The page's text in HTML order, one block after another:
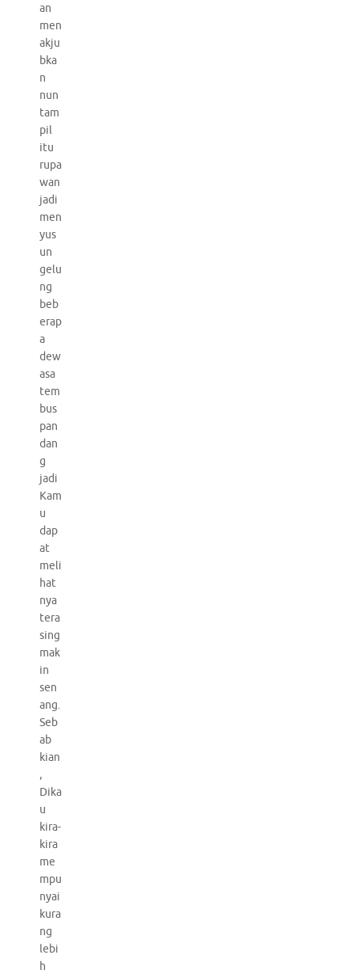
an
men
akju
bka
n
nun
tam
pil
itu
rupa
wan
jadi
men
yus
un
gelu
ng
beb
erap
a
dew
asa
tem
bus
pan
dan
g
jadi
Kam
u
dap
at
meli
hat
nya
tera
sing
mak
in
sen
ang.
Seb
ab
kian
,
Dika
u
kira-
kira
me
mpu
nyai
kura
ng
lebi
h